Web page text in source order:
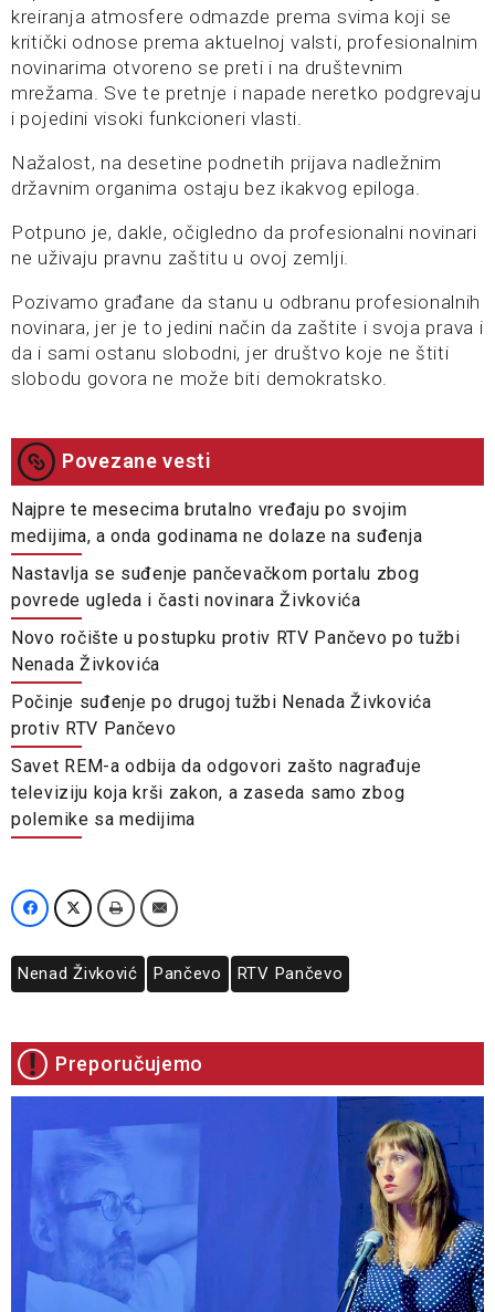
kreiranja atmosfere odmazde prema svima koji se
kritički odnose prema aktuelnoj valsti, profesionalnim
novinarima otvoreno se preti i na društevnim
mrežama. Sve te pretnje i napade neretko podgrevaju
i pojedini visoki funkcioneri vlasti.
Nažalost, na desetine podnetih prijava nadležnim
državnim organima ostaju bez ikakvog epiloga.
Potpuno je, dakle, očigledno da profesionalni novinari
ne uživaju pravnu zaštitu u ovoj zemlji.
Pozivamo građane da stanu u odbranu profesionalnih
novinara, jer je to jedini način da zaštite i svoja prava i
da i sami ostanu slobodni, jer društvo koje ne štiti
slobodu govora ne može biti demokratsko.
Povezane vesti
Najpre te mesecima brutalno vređaju po svojim
medijima, a onda godinama ne dolaze na suđenja
Nastavlja se suđenje pančevačkom portalu zbog
povrede ugleda i časti novinara Živkovića
Novo ročište u postupku protiv RTV Pančevo po tužbi
Nenada Živkovića
Počinje suđenje po drugoj tužbi Nenada Živkovića
protiv RTV Pančevo
Savet REM-a odbija da odgovori zašto nagrađuje
televiziju koja krši zakon, a zaseda samo zbog
polemike sa medijima
Nenad Živković Pančevo RTV Pančevo
Preporučujemo